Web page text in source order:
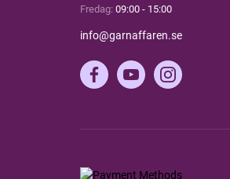
Fredag: 09:00 - 15:00
info@garnaffaren.se